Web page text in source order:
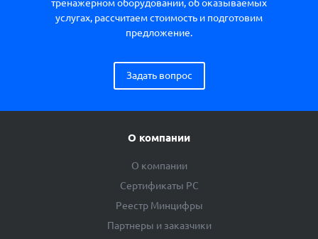
тренажерном оборудовании, об оказываемых
услугах, рассчитаем стоимость и подготовим
предложение.
Задать вопрос
О компании
О компании
Сертификаты РС
Реестр Минцифры
Партнеры и заказчики